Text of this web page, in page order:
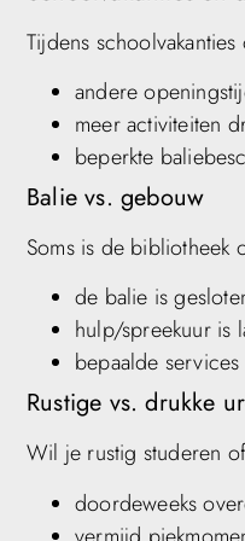
Tijdens
andere
meer activiteiten
beperkte
Balie vs. gebouw
Soms is de bibliotheek
de balie is
hulp/spreekuur is
bepaalde
Rustige vs. drukke
Wil je rustig studeren
doordeweeks